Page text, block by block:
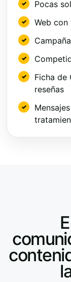
Pocas
Web con
Ficha de
reseñas